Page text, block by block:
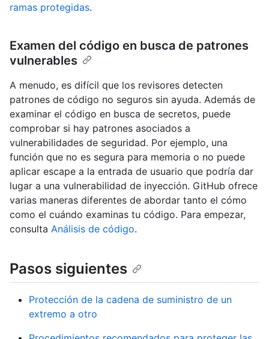
ramas protegidas.
Examen del código en busca de patrones
vulnerables
A menudo, es difícil que los revisores detecten
patrones de código no seguros sin ayuda. Además de
examinar el código en busca de secretos, puede
comprobar si hay patrones asociados a
vulnerabilidades de seguridad. Por ejemplo, una
función que no es segura para memoria o no puede
aplicar escape a la entrada de usuario que podría dar
lugar a una vulnerabilidad de inyección. GitHub ofrece
varias maneras diferentes de abordar tanto el cómo
como el cuándo examinas tu código. Para empezar,
consulta Análisis de código.
Pasos siguientes
Protección de la cadena de suministro de un
extremo a otro